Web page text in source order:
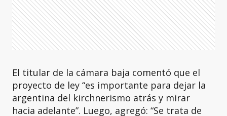
El titular de la cámara baja comentó que el
proyecto de ley “es importante para dejar la
argentina del kirchnerismo atrás y mirar
hacia adelante”. Luego, agregó: “Se trata de